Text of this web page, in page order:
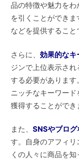
品の特徴や魅力を
を引くことができ
などを提供すること
さらに、効果的なキ
ジンで上位表示さ
する必要があります
ニッチなキーワー
獲得することができ
また、SNSやブロ
す。自身のアフィ
くの人々に商品を